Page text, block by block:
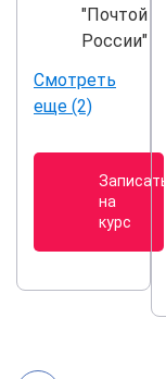
"Почтой
России"
Смотреть
еще (2)
на
курс